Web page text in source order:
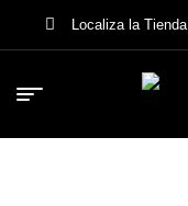
Localiza la Tienda